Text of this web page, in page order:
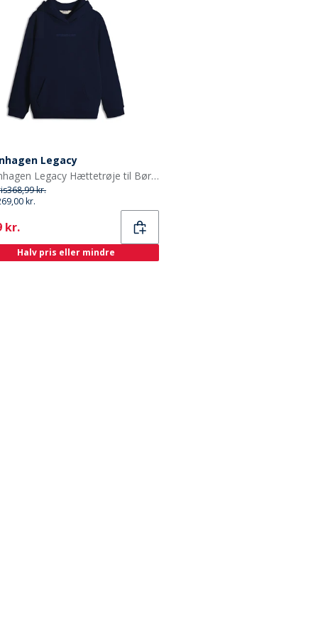
Legacy
Copenhagen Legacy Hættetrøje til Børn Blå
368,99 kr.
kr.
kr.
Halv pris eller mindre